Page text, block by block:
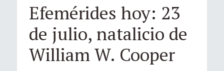
Efemérides hoy: 23
de julio, natalicio de
William W. Cooper